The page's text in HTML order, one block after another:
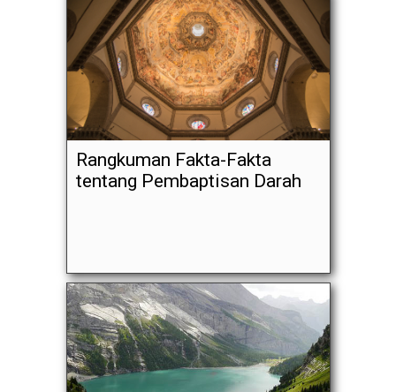
Rangkuman Fakta-Fakta
tentang Pembaptisan Darah